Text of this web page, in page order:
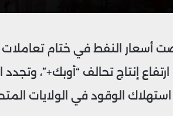
أسعار النفط في ختام تعاملات
ارتفاع إنتاج تحالف “أوبك+”،
استهلاك الوقود في الولايات